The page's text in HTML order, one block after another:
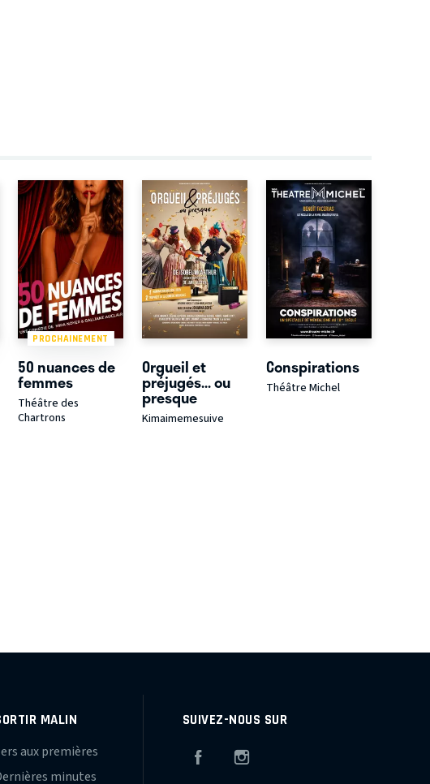
PROCHAINEMENT
50 nuances de
femmes
Théâtre des
Chartrons
Orgueil et
préjugés... ou
presque
Kimaimemesuive
Conspirations
Théâtre Michel
MALIN
aux premières
minutes
SUIVEZ-NOUS SUR
Facebook